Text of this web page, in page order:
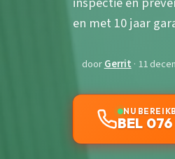
en met 10 jaar
doorGerrit · 11
NU
BEL